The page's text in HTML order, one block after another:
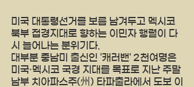
미국 대통령선거를 보름 남겨두고 멕시코
북부 접경지대로 향하는 이민자 행렬이 다
시 늘어나는 분위기다.
대부분 중남미 출신인 '캐러밴' 2천여명은
미국·멕시코 국경 지대를 목표로 지난 주말
남부 치아파스주(州) 타파출라에서 도보 이